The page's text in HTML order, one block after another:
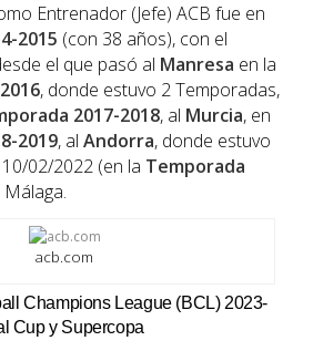
Entrenador (Jefe) ACB fue en
2015 (con 38 años), con el
el que pasó al Manresa en la
, donde estuvo 2 Temporadas,
2017-2018, al Murcia, en
2019, al Andorra, donde estuvo
02/2022 (en la Temporada
Málaga.
acb.com
Champions League (BCL) 2023-
Cup y Supercopa